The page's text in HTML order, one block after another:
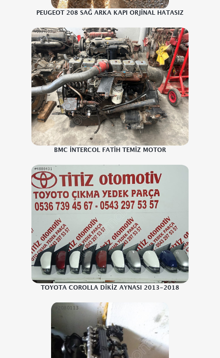
PEUGEOT 208 SAĞ ARKA KAPI ORJİNAL HATASIZ
BMC İNTERCOL FATİH TEMİZ MOTOR
TOYOTA COROLLA DİKİZ AYNASI 2013-2018